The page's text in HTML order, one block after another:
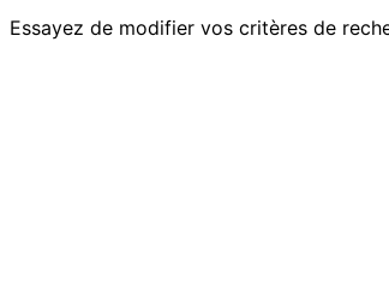
Essayez de modifier vos critères de